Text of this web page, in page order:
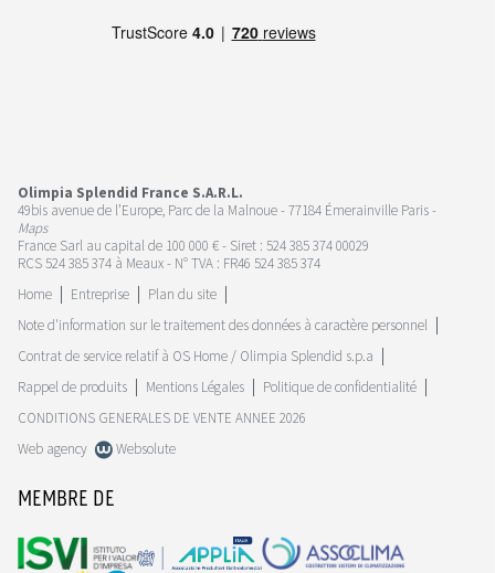
Olimpia Splendid France S.A.R.L.
49bis avenue de l’Europe, Parc de la Malnoue - 77184 Émerainville Paris -
Maps
France Sarl au capital de 100 000 € - Siret : 524 385 374 00029
RCS 524 385 374 à Meaux - N° TVA : FR46 524 385 374
Home
Entreprise
Plan du site
Note d'information sur le traitement des données à caractère personnel
Contrat de service relatif à OS Home / Olimpia Splendid s.p.a
Rappel de produits
Mentions Légales
Politique de confidentialité
CONDITIONS GENERALES DE VENTE ANNEE 2026
Web agency
Websolute
MEMBRE DE